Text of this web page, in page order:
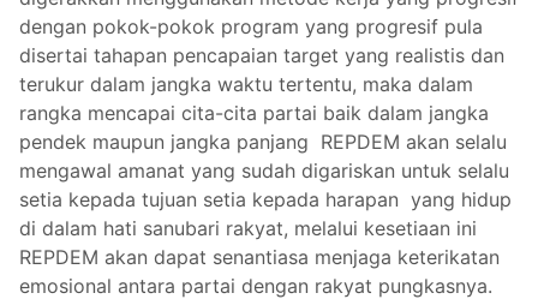
dengan pokok-pokok program yang progresif pula
disertai tahapan pencapaian target yang realistis dan
terukur dalam jangka waktu tertentu, maka dalam
rangka mencapai cita-cita partai baik dalam jangka
pendek maupun jangka panjang REPDEM akan selalu
mengawal amanat yang sudah digariskan untuk selalu
setia kepada tujuan setia kepada harapan yang hidup
di dalam hati sanubari rakyat, melalui kesetiaan ini
REPDEM akan dapat senantiasa menjaga keterikatan
emosional antara partai dengan rakyat pungkasnya.